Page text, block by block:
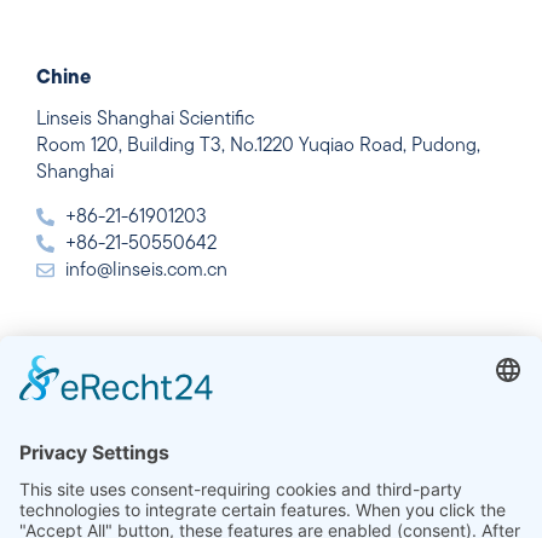
Chine
Linseis Shanghai Scientific
Room 120, Building T3, No.1220 Yuqiao Road, Pudong,
Shanghai
+86-21-61901203
+86-21-50550642
info@linseis.com.cn
Inde
Linseis Thermal Analysis India Pvt Ltd.
Sector 23, Dwarka, 110077 New Delhi
+91-11-42883851
sales@linseis.in